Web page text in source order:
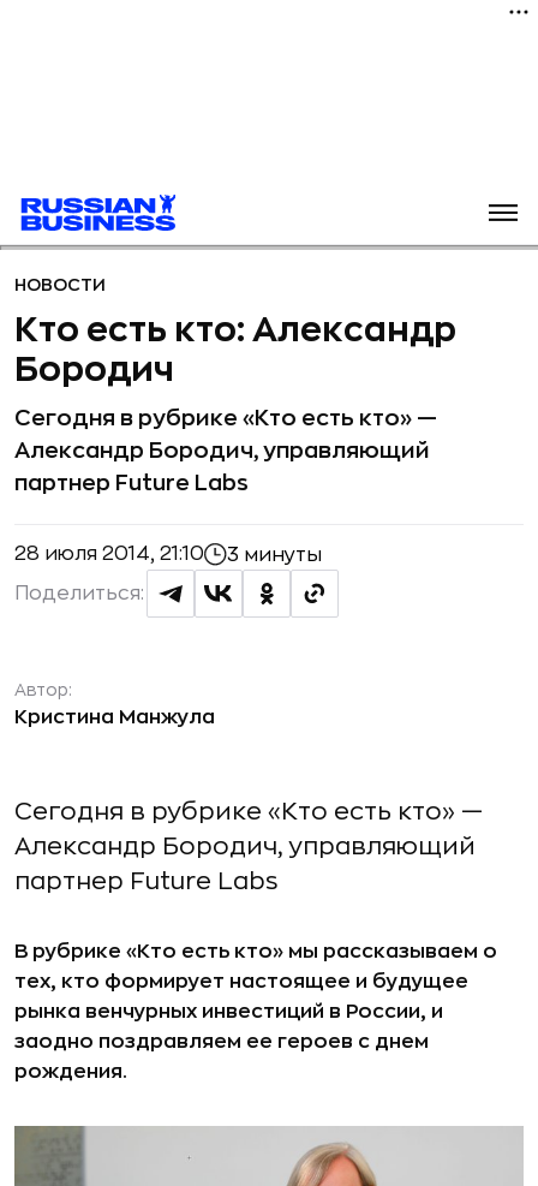
НОВОСТИ
Кто есть кто: Александр
Бородич
Сегодня в рубрике «Кто есть кто» —
Александр Бородич, управляющий
партнер Future Labs
28 июля 2014, 21:10 3 минуты
Поделиться:
Автор:
Кристина Манжула
Сегодня в рубрике «Кто есть кто» —
Александр Бородич, управляющий
партнер Future Labs
В рубрике «Кто есть кто» мы рассказываем о
тех, кто формирует настоящее и будущее
рынка венчурных инвестиций в России, и
заодно поздравляем ее героев с днем
рождения.